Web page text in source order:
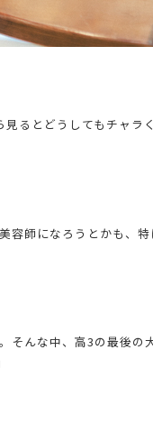
るとどうしてもチャラ
容師になろうとかも、特
そんな中、高3の最後の